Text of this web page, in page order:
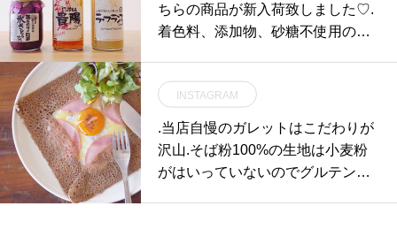
ちらの商品が新入荷致しました♡.
着色料、添加物、砂糖不使用の果
用したコンポート。どれもおいし
そう、、、100%って響きが素敵
すぎます♡.冷やしたり、氷を入れ
たり暑い日にぴったり◎贈り物で
す、、、！.#斉庵 #フルーツパー
INSTAGRAM
.当店自慢のガレットはこだわりが
沢山.そば粉100%の生地は小麦粉
がはいっていないのでグルテンフ